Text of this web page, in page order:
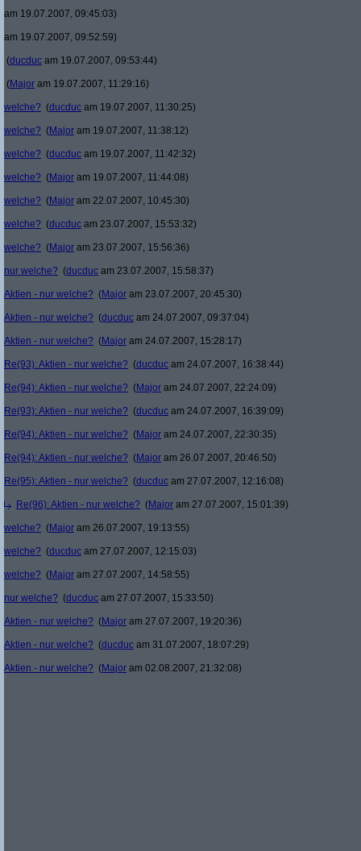
am 19.07.2007, 09:45:03)
am 19.07.2007, 09:52:59)
(ducduc am 19.07.2007, 09:53:44)
(Major am 19.07.2007, 11:29:16)
welche? (ducduc am 19.07.2007, 11:30:25)
welche? (Major am 19.07.2007, 11:38:12)
welche? (ducduc am 19.07.2007, 11:42:32)
welche? (Major am 19.07.2007, 11:44:08)
welche? (Major am 22.07.2007, 10:45:30)
welche? (ducduc am 23.07.2007, 15:53:32)
welche? (Major am 23.07.2007, 15:56:36)
nur welche? (ducduc am 23.07.2007, 15:58:37)
Aktien - nur welche? (Major am 23.07.2007, 20:45:30)
Aktien - nur welche? (ducduc am 24.07.2007, 09:37:04)
Aktien - nur welche? (Major am 24.07.2007, 15:28:17)
Re(93): Aktien - nur welche? (ducduc am 24.07.2007, 16:38:44)
Re(94): Aktien - nur welche? (Major am 24.07.2007, 22:24:09)
Re(93): Aktien - nur welche? (ducduc am 24.07.2007, 16:39:09)
Re(94): Aktien - nur welche? (Major am 24.07.2007, 22:30:35)
Re(94): Aktien - nur welche? (Major am 26.07.2007, 20:46:50)
Re(95): Aktien - nur welche? (ducduc am 27.07.2007, 12:16:08)
Re(96): Aktien - nur welche? (Major am 27.07.2007, 15:01:39)
welche? (Major am 26.07.2007, 19:13:55)
welche? (ducduc am 27.07.2007, 12:15:03)
welche? (Major am 27.07.2007, 14:58:55)
nur welche? (ducduc am 27.07.2007, 15:33:50)
Aktien - nur welche? (Major am 27.07.2007, 19:20:36)
Aktien - nur welche? (ducduc am 31.07.2007, 18:07:29)
Aktien - nur welche? (Major am 02.08.2007, 21:32:08)